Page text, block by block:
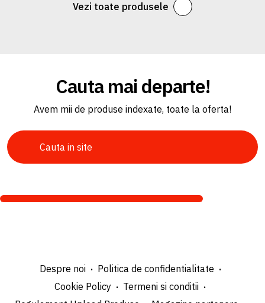
Vezi toate produsele
Cauta mai departe!
Avem mii de produse indexate, toate la oferta!
Despre noi
Politica de confidentialitate
Cookie Policy
Termeni si conditii